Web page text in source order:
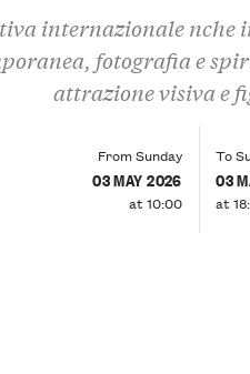
internazionale
fotografia e
attrazione visiva e
From Sunday
03 MAY 2026
at 10:00
To
03
at